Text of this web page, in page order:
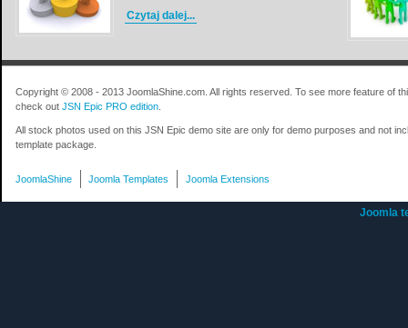
Czytaj dalej...
Copyright © 2008 - 2013 JoomlaShine.com. All rights reserved. To see more feature of
check out JSN Epic PRO edition
All stock photos used on this JSN Epic demo site are only for demo purposes and not
template package.
JoomlaShine Joomla Templates Joomla Extensions
Joomla